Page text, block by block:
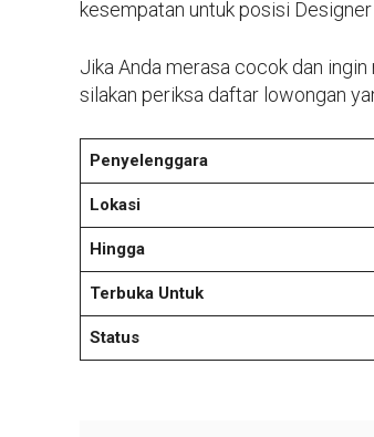
kesempatan untuk posisi Designer
Jika Anda merasa cocok dan
silakan periksa daftar lowongan
Penyelenggara
Lokasi
Hingga
Terbuka Untuk
Status